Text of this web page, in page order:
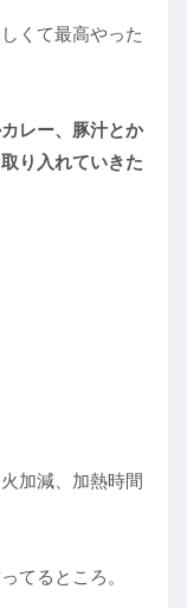
くて最高やった
レー、豚汁とか
り入れていきた
加減、加熱時間
てるところ。